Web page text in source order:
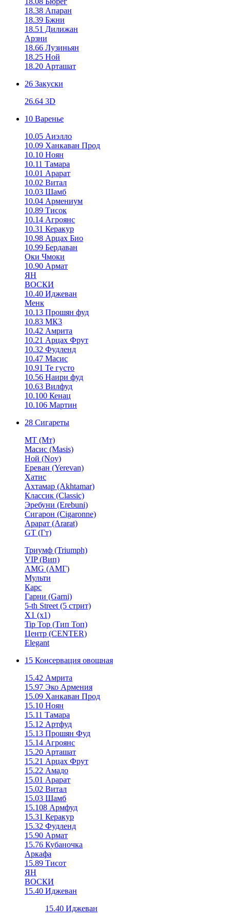
18.38 Апаран
18.39 Бжни
18.51 Дилижан
Арзни
18.66 Лузиньян
18.25 Ной
18.20 Арташат
26 Закуски
26.64 3D
10 Варенье
10.05 Аиэлло
10.09 Ханкаван Прод
10.10 Ноян
10.11 Тамара
10.01 Арарат
10.02 Витал
10.03 Шамб
10.04 Армениум
10.89 Тисок
10.14 Агроянс
10.31 Керакур
10.98 Арцах Био
10.99 Бердаван
Оки Чмоки
10.90 Армат
ЯН
ВОСКИ
10.40 Иджеван
Менк
10.13 Прошян фуд
10.83 МК3
10.42 Амрита
10.21 Арцах Фрут
10.32 Фудленд
10.47 Масис
10.91 Те густо
10.56 Наири фуд
10.63 Вилфуд
10.100 Кенац
10.106 Мартин
28 Сигареты
MT (Мт)
Масис (Masis)
Ной (Noy)
Ереван (Yerevan)
Хатис
Ахтамар (Akhtamar)
Классик (Classic)
Эребуни (Erebuni)
Сигарон (Cigaronne)
Арарат (Ararat)
GT (Гт)
Триумф (Triumph)
VIP (Вип)
AMG (АМГ)
Мульти
Карс
Гарни (Garni)
5-th Street (5 стрит)
X1 (х1)
Tip Top (Тип Топ)
Центр (CENTER)
Elegant
15 Консервация овощная
15.42 Амрита
15.97 Эко Армения
15.09 Ханкаван Прод
15.10 Ноян
15.11 Тамара
15.12 Артфуд
15.13 Прошян Фуд
15.14 Агроянс
15.20 Арташат
15.21 Арцах Фрут
15.22 Амадо
15.01 Арарат
15.02 Витал
15.03 Шамб
15.108 Армфуд
15.31 Керакур
15.32 Фудленд
15.90 Армат
15.76 Кубаночка
Аркафа
15.89 Тисот
ЯН
ВОСКИ
15.40 Иджеван
15.40 Иджеван